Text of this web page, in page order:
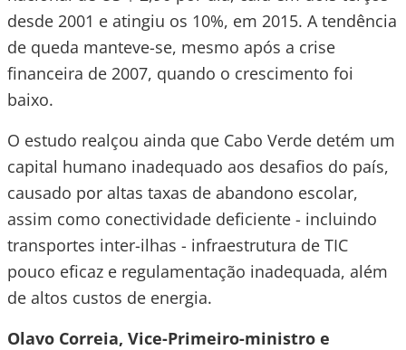
desde 2001 e atingiu os 10%, em 2015. A tendência
de queda manteve-se, mesmo após a crise
financeira de 2007, quando o crescimento foi
baixo.
O estudo realçou ainda que Cabo Verde detém um
capital humano inadequado aos desafios do país,
causado por altas taxas de abandono escolar,
assim como conectividade deficiente - incluindo
transportes inter-ilhas - infraestrutura de TIC
pouco eficaz e regulamentação inadequada, além
de altos custos de energia.
Olavo Correia, Vice-Primeiro-ministro e